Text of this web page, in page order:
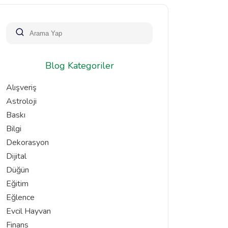
Blog Kategoriler
Alışveriş
Astroloji
Baskı
Bilgi
Dekorasyon
Dijital
Düğün
Eğitim
Eğlence
Evcil Hayvan
Finans